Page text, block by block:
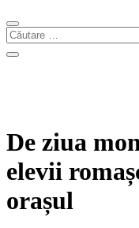
De ziua
elevii
orașul